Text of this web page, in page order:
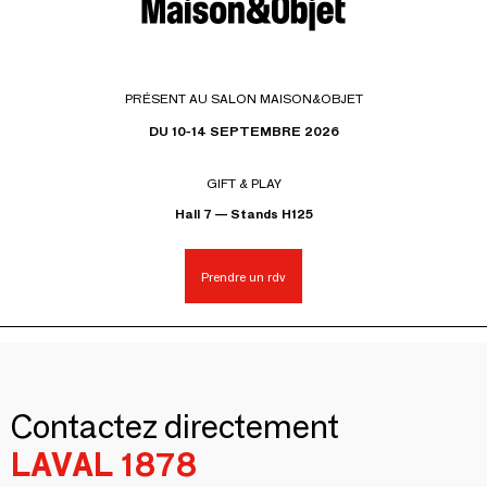
PRÉSENT AU SALON MAISON&OBJET
DU 10-14 SEPTEMBRE 2026
GIFT & PLAY
Hall 7 — Stands H125
Prendre un rdv
Contactez directement
LAVAL 1878